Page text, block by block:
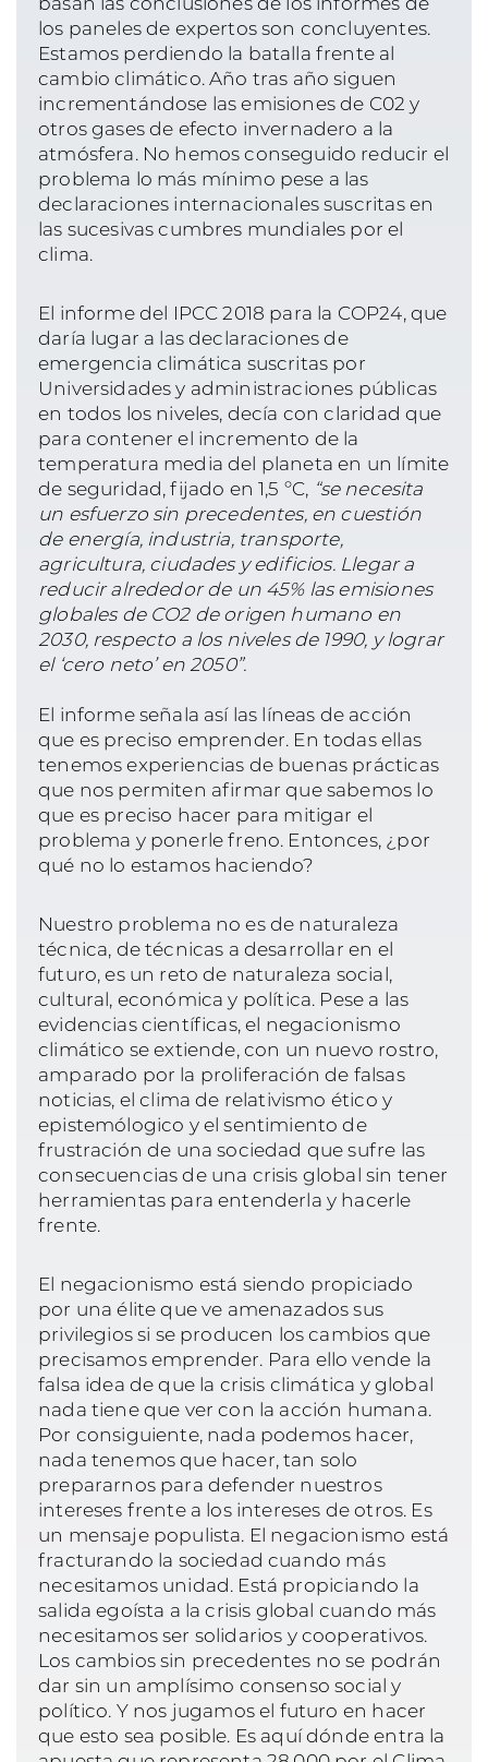
los paneles de expertos son concluyentes.
Estamos perdiendo la batalla frente al
cambio climático. Año tras año siguen
incrementándose las emisiones de C02 y
otros gases de efecto invernadero a la
atmósfera. No hemos conseguido reducir el
problema lo más mínimo pese a las
declaraciones internacionales suscritas en
las sucesivas cumbres mundiales por el
clima.
El informe del IPCC 2018 para la COP24, que
daría lugar a las declaraciones de
emergencia climática suscritas por
Universidades y administraciones públicas
en todos los niveles, decía con claridad que
para contener el incremento de la
temperatura media del planeta en un límite
de seguridad, fijado en 1,5 ºC, “se necesita
un esfuerzo sin precedentes, en cuestión
de energía, industria, transporte,
agricultura, ciudades y edificios. Llegar a
reducir alrededor de un 45% las emisiones
globales de CO2 de origen humano en
2030, respecto a los niveles de 1990, y lograr
el ‘cero neto’ en 2050”.
El informe señala así las líneas de acción
que es preciso emprender. En todas ellas
tenemos experiencias de buenas prácticas
que nos permiten afirmar que sabemos lo
que es preciso hacer para mitigar el
problema y ponerle freno. Entonces, ¿por
qué no lo estamos haciendo?
Nuestro problema no es de naturaleza
técnica, de técnicas a desarrollar en el
futuro, es un reto de naturaleza social,
cultural, económica y política. Pese a las
evidencias científicas, el negacionismo
climático se extiende, con un nuevo rostro,
amparado por la proliferación de falsas
noticias, el clima de relativismo ético y
epistemólogico y el sentimiento de
frustración de una sociedad que sufre las
consecuencias de una crisis global sin tener
herramientas para entenderla y hacerle
frente.
El negacionismo está siendo propiciado
por una élite que ve amenazados sus
privilegios si se producen los cambios que
precisamos emprender. Para ello vende la
falsa idea de que la crisis climática y global
nada tiene que ver con la acción humana.
Por consiguiente, nada podemos hacer,
nada tenemos que hacer, tan solo
prepararnos para defender nuestros
intereses frente a los intereses de otros. Es
un mensaje populista. El negacionismo está
fracturando la sociedad cuando más
necesitamos unidad. Está propiciando la
salida egoísta a la crisis global cuando más
necesitamos ser solidarios y cooperativos.
Los cambios sin precedentes no se podrán
dar sin un amplísimo consenso social y
político. Y nos jugamos el futuro en hacer
que esto sea posible. Es aquí dónde entra la